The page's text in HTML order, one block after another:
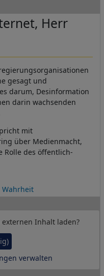
Herr
gesagt und
darum, Desinformation
darin wachsenden
mit
über Medienmacht,
Rolle des öffentlich-
Wahrheit
Inhalt laden?
verwalten